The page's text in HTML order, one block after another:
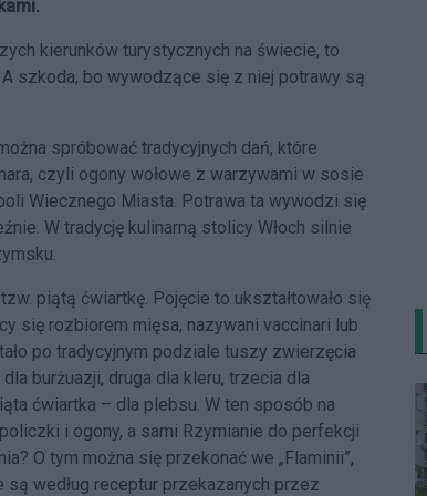
kierunków turystycznych na świecie, to
szkoda, bo wywodzące się z niej potrawy są
spróbować tradycyjnych dań, które
czyli ogony wołowe z warzywami w sosie
Wiecznego Miasta. Potrawa ta wywodzi się
W tradycję kulinarną stolicy Włoch silnie
piątą ćwiartkę. Pojęcie to ukształtowało się
się rozbiorem mięsa, nazywani vaccinari lub
po tradycyjnym podziale tuszy zwierzęcia
burżuazji, druga dla kleru, trzecia dla
ćwiartka – dla plebsu. W ten sposób na
i ogony, a sami Rzymianie do perfekcji
O tym można się przekonać we „Flaminii”,
według receptur przekazanych przez